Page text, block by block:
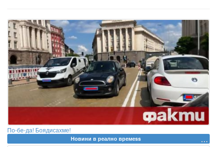
По-бе-да! Боядисахме!
Новини в реално времеss